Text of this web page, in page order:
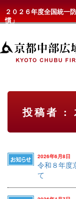
２０２６年度全国統
慣」
投稿者 :
2026年6月8日
令和８年度
て